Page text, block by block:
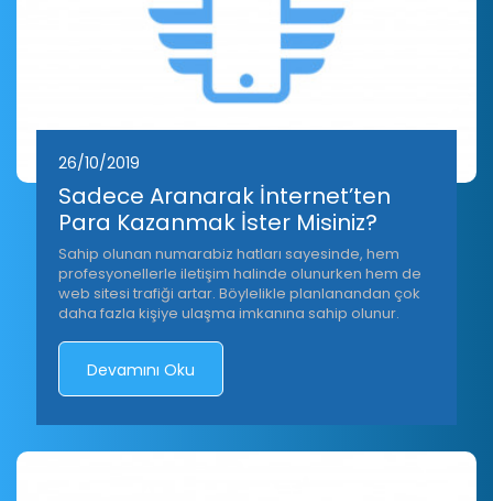
26/10/2019
Sadece Aranarak İnternet’ten
Para Kazanmak İster Misiniz?
Sahip olunan numarabiz hatları sayesinde, hem
profesyonellerle iletişim halinde olunurken hem de
web sitesi trafiği artar. Böylelikle planlanandan çok
daha fazla kişiye ulaşma imkanına sahip olunur.
Devamını Oku